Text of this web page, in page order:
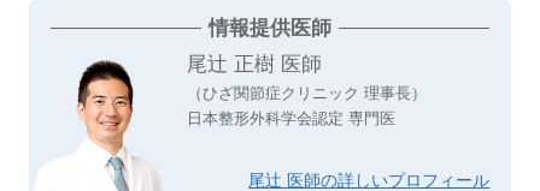
情報提供医師
尾辻 正樹 医師
（ひざ関節症クリニック 理事長）
日本整形外科学会認定 専門医
尾辻 医師の詳しいプロフィール